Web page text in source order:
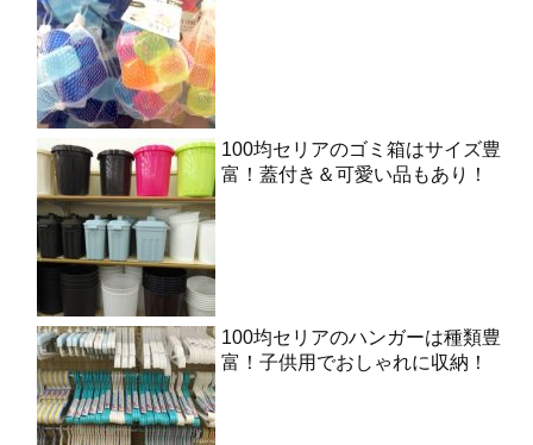
100均セリアのゴミ箱はサイズ豊
富！蓋付き＆可愛い品もあり！
100均セリアのハンガーは種類豊
富！子供用でおしゃれに収納！